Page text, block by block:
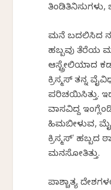
ತಿಂಡಿತಿನಿಸುಗಳು,
ಮನೆ ಬದಲಿಸಿದ
ಹಬ್ಬವು ತೆರೆಯ
ಆಸ್ಟ್ರೇಲಿಯಾದ
ಕ್ರಿಸ್ಮಸ್ ತನ್ನ
ಪರಿಚಯಿಸಿತ್ತು.
ವಾಸವಿದ್ದ
ಹಿಮಬೀಳುವ,
ಕ್ರಿಸ್ಮಸ್ʼ ಹಬ್ಬದ
ಮನಸೋತಿತ್ತು.
ಪಾಶ್ಚಾತ್ಯ